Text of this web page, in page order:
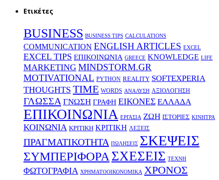
Ετικέτες
BUSINESS BUSINESS TIPS CALCULATIONS
COMMUNICATION ENGLISH ARTICLES EXCEL
EXCEL TIPS EΠΙΚΟΙΝΩΝΙΑ GREECE KNOWLEDGE LIFE
MARKETING MINDSTORM.GR
MOTIVATIONAL PYTHON REALITY SOFTEXPERIA
THOUGHTS TIME WORDS ΑΝΑΛΥΣΗ ΑΞΙΟΛΟΓΗΣΗ
ΓΛΩΣΣΑ ΓΝΩΣΗ ΓΡΑΦΗ ΕΙΚΟΝΕΣ ΕΛΛΑΔΑ
ΕΠΙΚΟΙΝΩΝΙΑ ΕΡΓΑΣΙΑ ΖΩΗ ΙΣΤΟΡΙΕΣ ΚΙΝΗΤΡΑ
ΚΟΙΝΩΝΙΑ ΚΡΙΤΙΚΗ ΚΡΙΤΙΚΗ ΛΕΞΕΙΣ
ΠΡΑΓΜΑΤΙΚΟΤΗΤΑ ΠΩΛΗΣΕΙΣ ΣΚΕΨΕΙΣ
ΣΥΜΠΕΡΙΦΟΡΑΣΧΕΣΕΙΣ ΤΕΧΝΗ
ΦΩΤΟΓΡΑΦΙΑ ΧΡΗΜΑΤΟΟΙΚΟΝΟΜΙΚΑ ΧΡΟΝΟΣ